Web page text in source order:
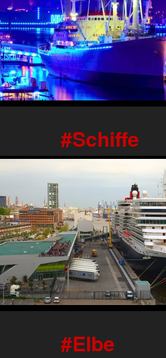
Schiffe
Elbe